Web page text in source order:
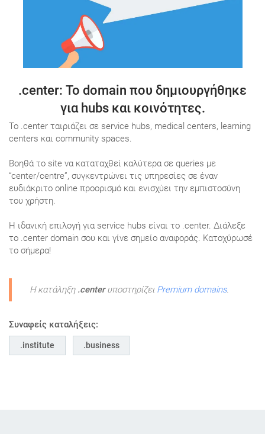
.center: Το domain που δημιουργήθηκε
για hubs και κοινότητες.
Το .center ταιριάζει σε service hubs, medical centers, learning
centers και community spaces.
Βοηθά το site να καταταχθεί καλύτερα σε queries με
“center/centre”, συγκεντρώνει τις υπηρεσίες σε έναν
ευδιάκριτο online προορισμό και ενισχύει την εμπιστοσύνη
του χρήστη.
Η ιδανική επιλογή για service hubs είναι το .center. Διάλεξε
το .center domain σου και γίνε σημείο αναφοράς. Κατοχύρωσέ
το σήμερα!
Η κατάληξη .centerυποστηρίζει Premium domains.
Συναφείς καταλήξεις:
institute business